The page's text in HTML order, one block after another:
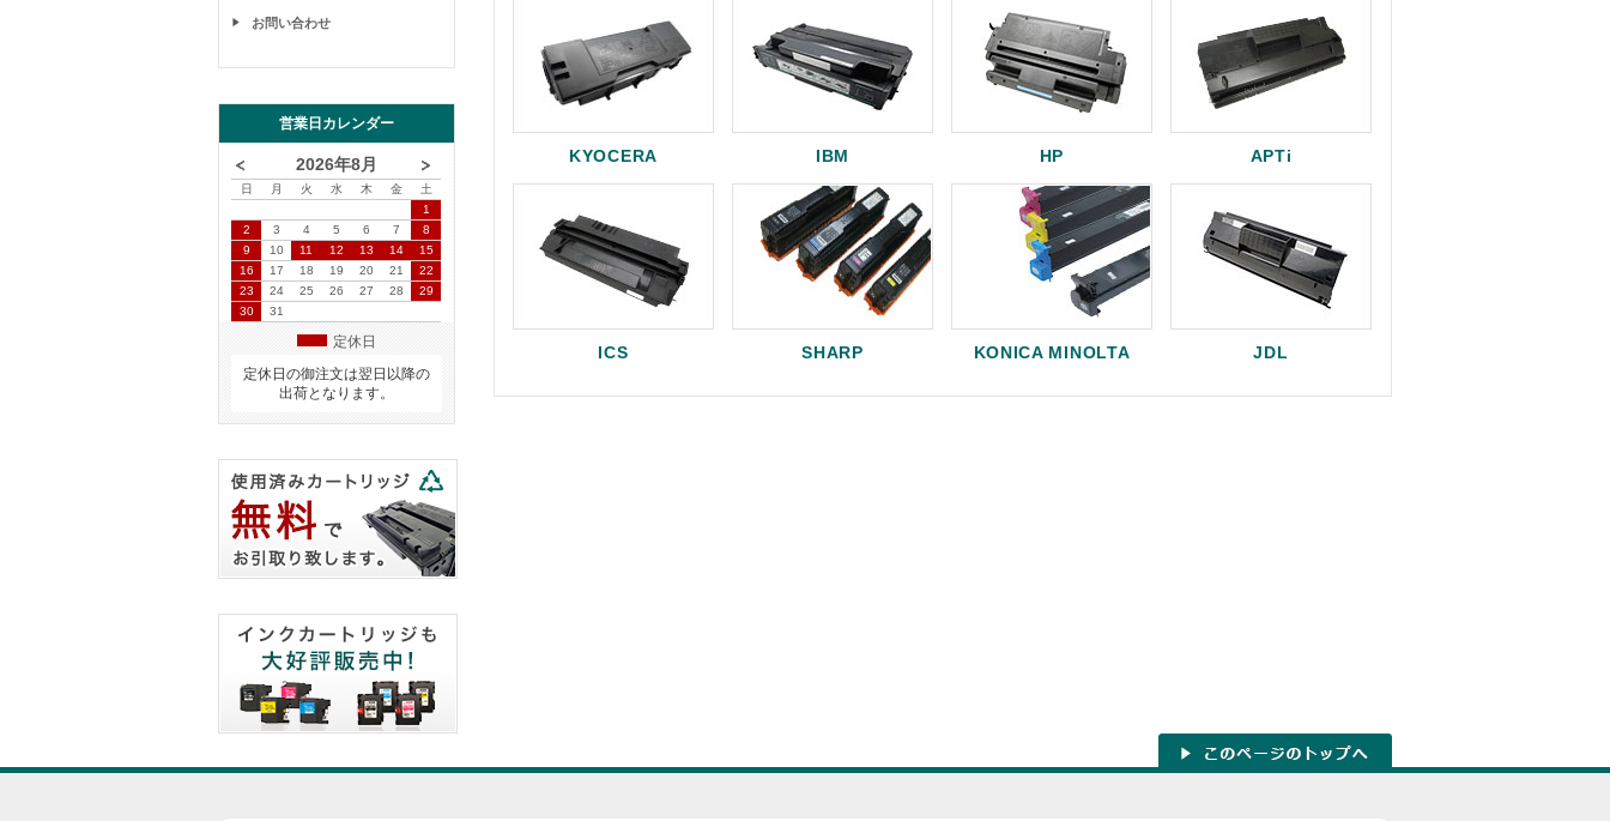
お問い合わせ
営業日カレンダー
2026年8月
日 月 火 水 木 金
土
1
2
3 4 5 6 7
8
9
10 11 12 13 14
15
16
17 18 19 20 21
22
23
24 25 26 27 28
29
30
31
定休日
定休日の御注文は翌日以降の
出荷となります。
KYOCERA IBM HP APTi
ICS SHARP KONICA MINOLTA JDL